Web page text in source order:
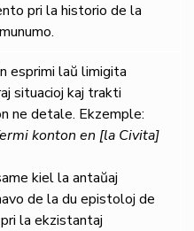
pri la historio de la
esprimi laŭ limigita
situacioj kaj trakti
ne detale. Ekzemple:
konton en [la Civita]
kiel la antaŭaj
de la du epistoloj de
la ekzistantaj